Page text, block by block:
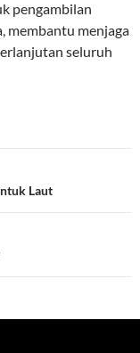
pengambilan
membantu menjaga
seluruh
Laut